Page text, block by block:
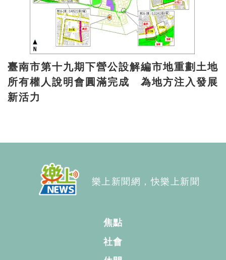
臺南市第十九期下營公設解編市地重劃土地
所有權人說明會圓滿完成 為地方注入發展
新活力
樂上新聞網，快樂上新聞
焦點
社會